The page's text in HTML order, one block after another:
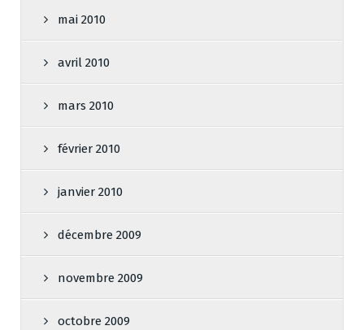
mai 2010
avril 2010
mars 2010
février 2010
janvier 2010
décembre 2009
novembre 2009
octobre 2009